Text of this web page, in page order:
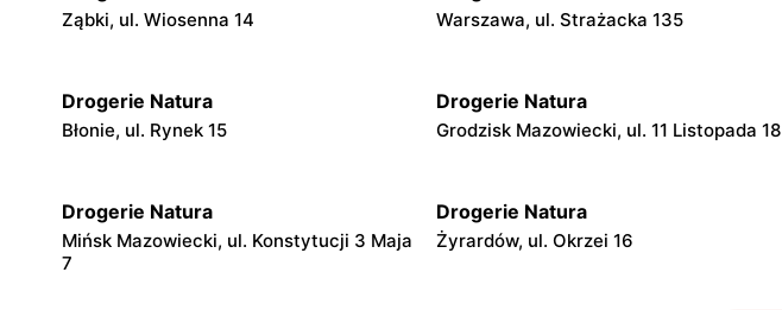
Ząbki, ul. Wiosenna 14 Warszawa, ul. Strażacka 135
Drogerie Natura
Błonie, ul. Rynek 15
Drogerie Natura
Grodzisk Mazowiecki, ul. 11 Listopada 18
Drogerie Natura
Mińsk Mazowiecki, ul. Konstytucji 3 Maja
7
Drogerie Natura
Żyrardów, ul. Okrzei 16